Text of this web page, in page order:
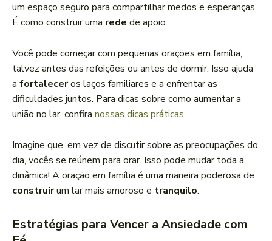
um espaço seguro para compartilhar medos e esperanças.
É como construir uma rede de apoio.
Você pode começar com pequenas orações em família,
talvez antes das refeições ou antes de dormir. Isso ajuda
a fortaleceros laços familiares e a enfrentar as
dificuldades juntos. Para dicas sobre como aumentar a
união no lar, confira nossas dicas práticas.
Imagine que, em vez de discutir sobre as preocupações do
dia, vocês se reúnem para orar. Isso pode mudar toda a
dinâmica! A oração em família é uma maneira poderosa de
construirum lar mais amoroso e tranquilo.
Estratégias para Vencer a Ansiedade com